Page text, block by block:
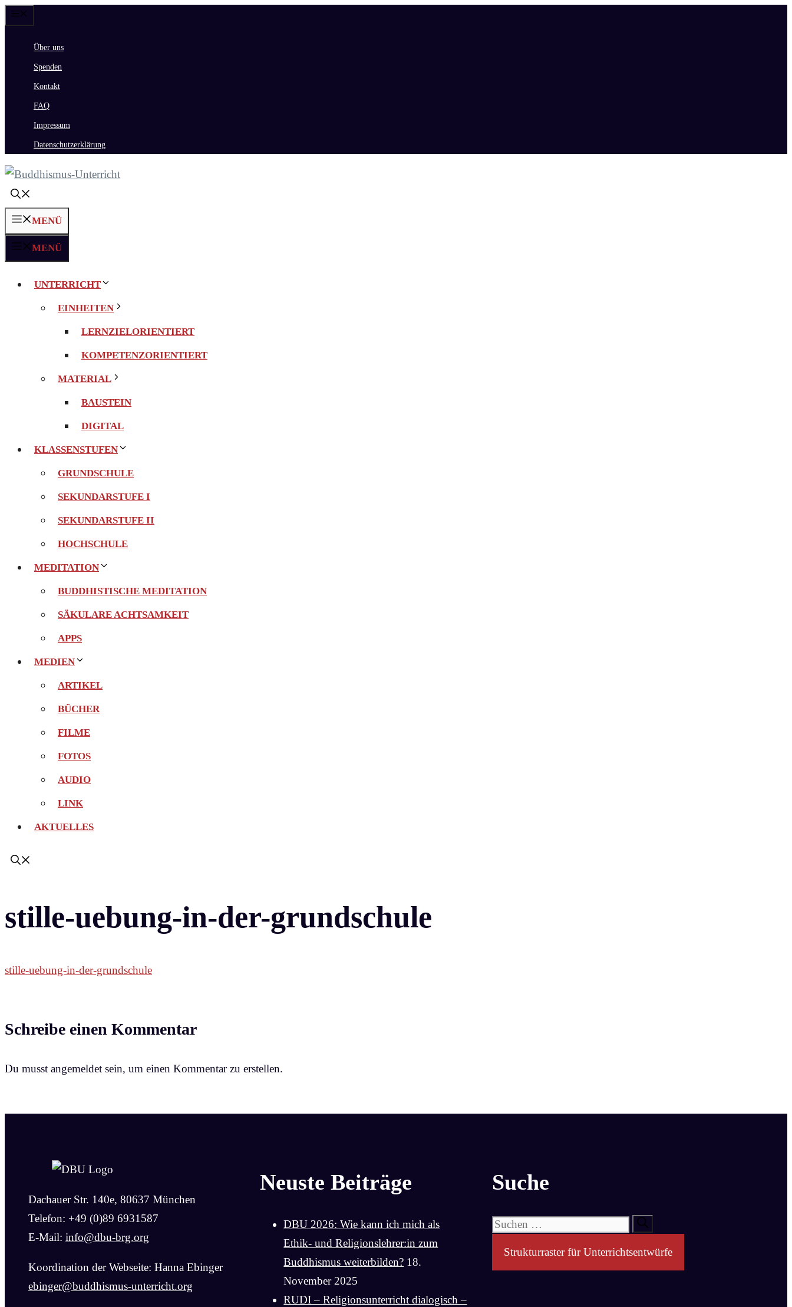
Zum
springenÜber uns
Spenden
Kontakt
FAQ
Impressum
Datenschutzerklärung
MENÜ
MENÜ
UNTERRICHT
EINHEITEN
LERNZIELORIENTIERT
KOMPETENZORIENTIERT
MATERIAL
BAUSTEIN
DIGITAL
KLASSENSTUFEN
GRUNDSCHULE
SEKUNDARSTUFE I
SEKUNDARSTUFE II
HOCHSCHULE
MEDITATION
BUDDHISTISCHE MEDITATION
SÄKULARE ACHTSAMKEIT
APPS
MEDIEN
ARTIKEL
BÜCHER
FILME
FOTOS
AUDIO
LINK
AKTUELLES
stille-uebung-in-der-grundschule
stille-uebung-in-der-grundschule
Schreibe einen Kommentar
Du musst angemeldet sein, um einen Kommentar zu erstellen.
Dachauer Str. 140e, 80637 München
Telefon: +49 (0)89 6931587
E-Mail: info@dbu-brg.org
Koordination der Webseite: Hanna Ebinger
ebinger@buddhismus-unterricht.org
Neuste Beiträge
DBU 2026: Wie kann ich mich als
Ethik- und Religionslehrer:in zum
Buddhismus weiterbilden? 18.
November 2025
RUDI – Religionsunterricht dialogisch –
Suche
Suchen
Strukturraster für Unterrichtsentwürfe